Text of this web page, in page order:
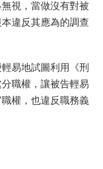
視，當做沒有對被
違反其應為的調查
易地試圖利用《刑
職權，讓被告輕易
權，也違反職務義